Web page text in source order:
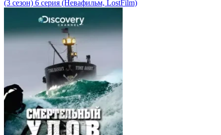
(3 сезон) 6 серия (Невафильм, LostFilm)